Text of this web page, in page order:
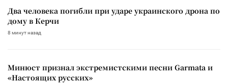
Два человека погибли при ударе украинского дрона по
дому в Керчи
8 минут назад
Минюст признал экстремистскими песни Garmata и
«Настоящих русских»